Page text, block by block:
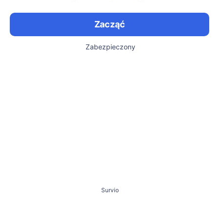
Zacząć
Zabezpieczony
Survio